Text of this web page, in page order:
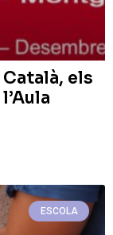
els
ESCOLA